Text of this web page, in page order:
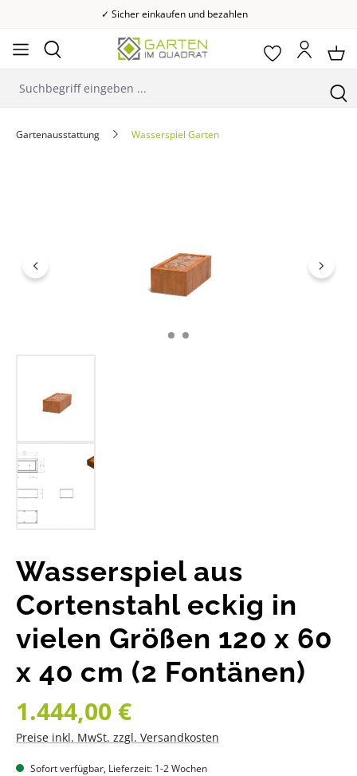
✓ Sicher einkaufen und bezahlen
Gartenausstattung Wasserspiel Garten
Wasserspiel aus
Cortenstahl eckig in
vielen Größen 120 x 60
x 40 cm (2 Fontänen)
Regulärer Preis:
1.444,00 €
Preise inkl. MwSt. zzgl. Versandkosten
Sofort verfügbar, Lieferzeit: 1-2 Wochen